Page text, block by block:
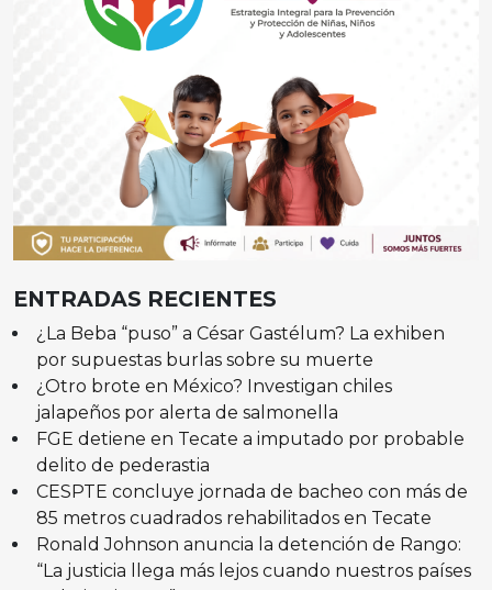
ENTRADAS RECIENTES
¿La Beba “puso” a César Gastélum? La exhiben
por supuestas burlas sobre su muerte
¿Otro brote en México? Investigan chiles
jalapeños por alerta de salmonella
FGE detiene en Tecate a imputado por probable
delito de pederastia
CESPTE concluye jornada de bacheo con más de
85 metros cuadrados rehabilitados en Tecate
Ronald Johnson anuncia la detención de Rango:
“La justicia llega más lejos cuando nuestros países